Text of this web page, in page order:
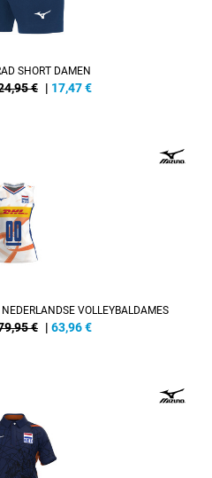
SHORT DAMEN
€ | 17,47€
VOLLEYBALDAMES
€ | 63,96€